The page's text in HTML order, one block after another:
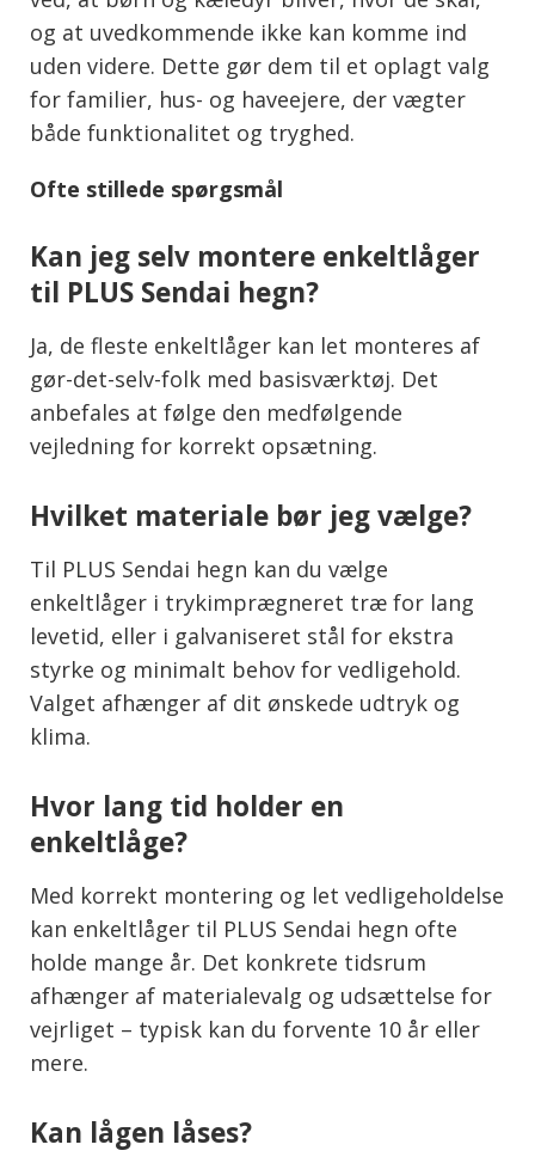
og at uvedkommende ikke kan komme ind
uden videre. Dette gør dem til et oplagt valg
for familier, hus- og haveejere, der vægter
både funktionalitet og tryghed.
Ofte stillede spørgsmål
Kan jeg selv montere enkeltlåger
til PLUS Sendai hegn?
Ja, de fleste enkeltlåger kan let monteres af
gør-det-selv-folk med basisværktøj. Det
anbefales at følge den medfølgende
vejledning for korrekt opsætning.
Hvilket materiale bør jeg vælge?
Til PLUS Sendai hegn kan du vælge
enkeltlåger i trykimprægneret træ for lang
levetid, eller i galvaniseret stål for ekstra
styrke og minimalt behov for vedligehold.
Valget afhænger af dit ønskede udtryk og
klima.
Hvor lang tid holder en
enkeltlåge?
Med korrekt montering og let vedligeholdelse
kan enkeltlåger til PLUS Sendai hegn ofte
holde mange år. Det konkrete tidsrum
afhænger af materialevalg og udsættelse for
vejrliget – typisk kan du forvente 10 år eller
mere.
Kan lågen låses?